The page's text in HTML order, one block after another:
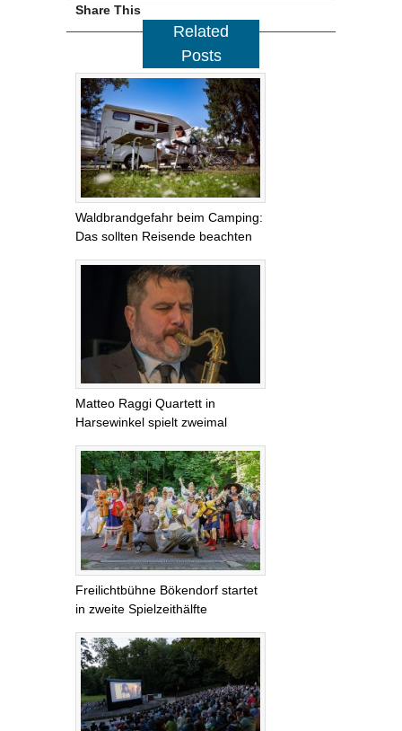
Share This
Related
Posts
Waldbrandgefahr beim Camping:
Das sollten Reisende beachten
Matteo Raggi Quartett in
Harsewinkel spielt zweimal
Freilichtbühne Bökendorf startet
in zweite Spielzeithälfte